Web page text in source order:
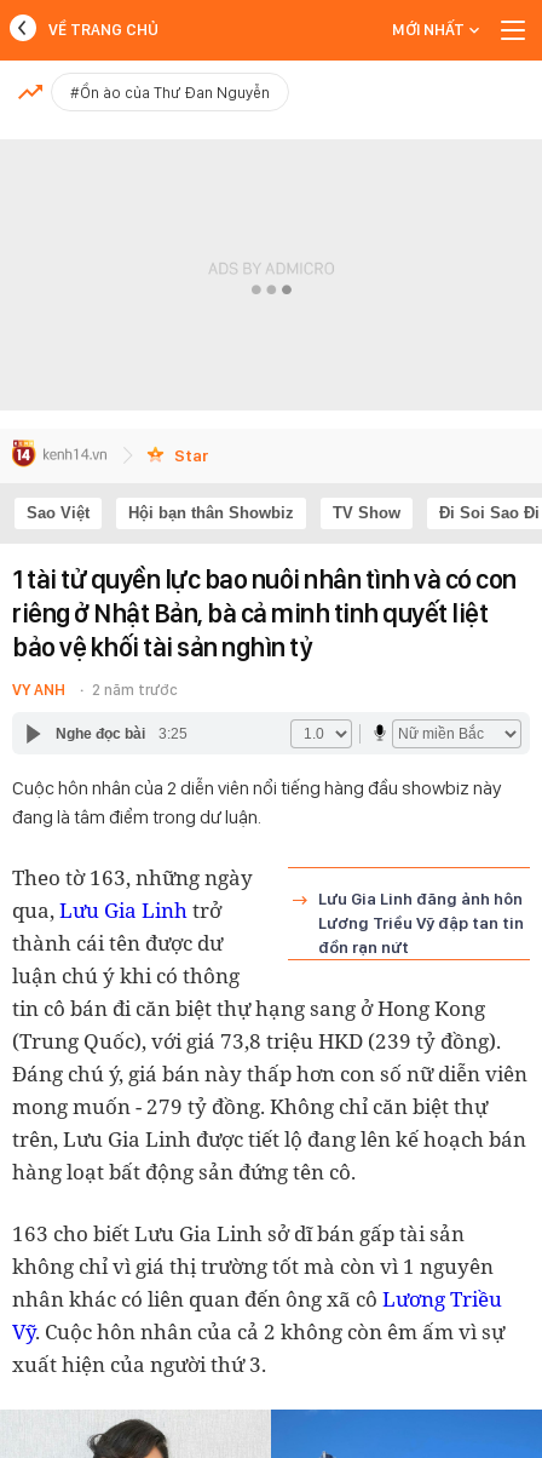
MỚI NHẤT
VỀ TRANG CHỦ MỚI NHẤT
#Ồn ào của Thư Đan Nguyễn
Star
Sao Việt Hội bạn thân Showbiz TV Show Đi Soi Sao Đi
1 tài tử quyền lực bao nuôi nhân tình và có con
riêng ở Nhật Bản, bà cả minh tinh quyết liệt
bảo vệ khối tài sản nghìn tỷ
VY ANH 2 năm trước
Nghe đọc bài 3:25
Cuộc hôn nhân của 2 diễn viên nổi tiếng hàng đầu showbiz này
đang là tâm điểm trong dư luận.
Lưu Gia Linh đăng ảnh hôn
Lương Triều Vỹ đập tan tin
đồn rạn nứt
Theo tờ 163, những ngày
qua,Lưu Gia Linhtrở
thành cái tên được dư
luận chú ý khi có thông
tin cô bán đi căn biệt thự hạng sang ở Hong Kong
(Trung Quốc), với giá 73,8 triệu HKD (239 tỷ đồng).
Đáng chú ý, giá bán này thấp hơn con số nữ diễn viên
mong muốn - 279 tỷ đồng. Không chỉ căn biệt thự
trên, Lưu Gia Linh được tiết lộ đang lên kế hoạch bán
hàng loạt bất động sản đứng tên cô.
163 cho biết Lưu Gia Linh sở dĩ bán gấp tài sản
không chỉ vì giá thị trường tốt mà còn vì 1 nguyên
nhân khác có liên quan đến ông xã cô Lương Triều
Vỹ. Cuộc hôn nhân của cả 2 không còn êm ấm vì sự
xuất hiện của người thứ 3.